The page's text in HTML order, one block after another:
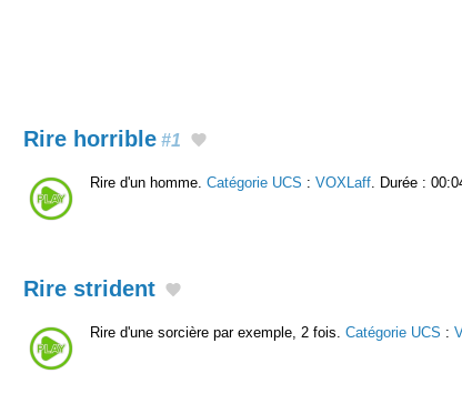
Rire horrible #1
Rire d'un homme. Catégorie UCS : VOXLaff . Durée :
Rire strident
Rire d'une sorcière par exemple, 2 fois. Catégorie UCS :